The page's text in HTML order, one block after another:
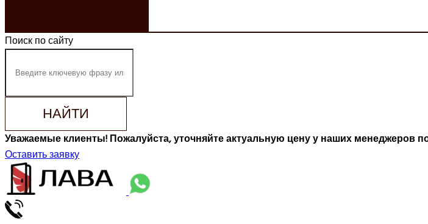
Поиск по сайту
НАЙТИ
Уважаемые клиенты! Пожалуйста, уточняйте актуальную цену у наших менеджеров
Оставить заявку